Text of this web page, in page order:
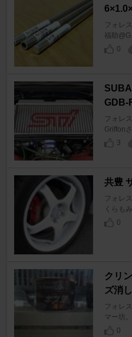
フォレ
福助
0
GDB-
フォレ
Griffon
3
共豊
フォレ
くらも
0
クリ
ズ消
フォレ
マー坊
0